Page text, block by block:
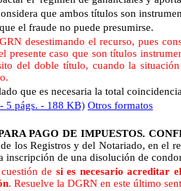
que ambos títulos son
fraude no puede presumirse.
desestimando el recurso, pues
presente caso que son títulos
del doble título, cuando la
es necesaria la total coincidencia
5 págs. - 188 KB) Otros formatos
PAGO DE IMPUESTOS.
los Registros y del Notariado, en el
inscripción de una disolución de
de si es necesario acreditar
. Resuelve la DGRN en este último